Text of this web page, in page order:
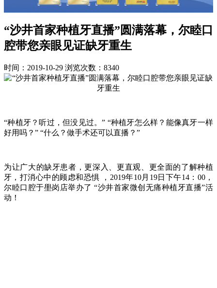
“沙井首家种植牙直播”圆满落幕，尔睦口
腔带您亲眼见证缺牙重生
时间：2019-10-29 浏览次数：8340
“种植牙？听过，但没见过。” “种植牙怎么样？能像真牙一样
好用吗？” “什么？做手术还可以直播？”
为让广大的缺牙患者，更深入、更直观、更全面的了解种植
牙，打消心中的顾虑和恐惧 ，2019年10月19日下午14：00，
尔睦口腔于壆岗店举办了 “沙井首家微创无痛种植牙直播”活
动！